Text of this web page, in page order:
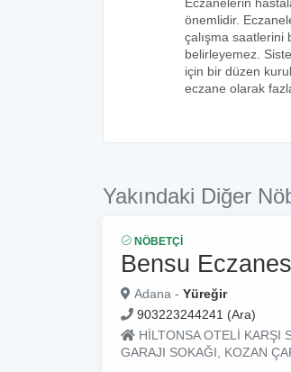
önemlidir.
çalışma saatlerini
belirleyemez.
için bir düzen
eczane olarak
Yakındaki Diğer
NÖBETÇI
Bensu
Adana - Yüreğir
903223244241 (Ara)
HİLTONSA OTELİ KARŞI
GARAJI SOKAĞI, KOZAN